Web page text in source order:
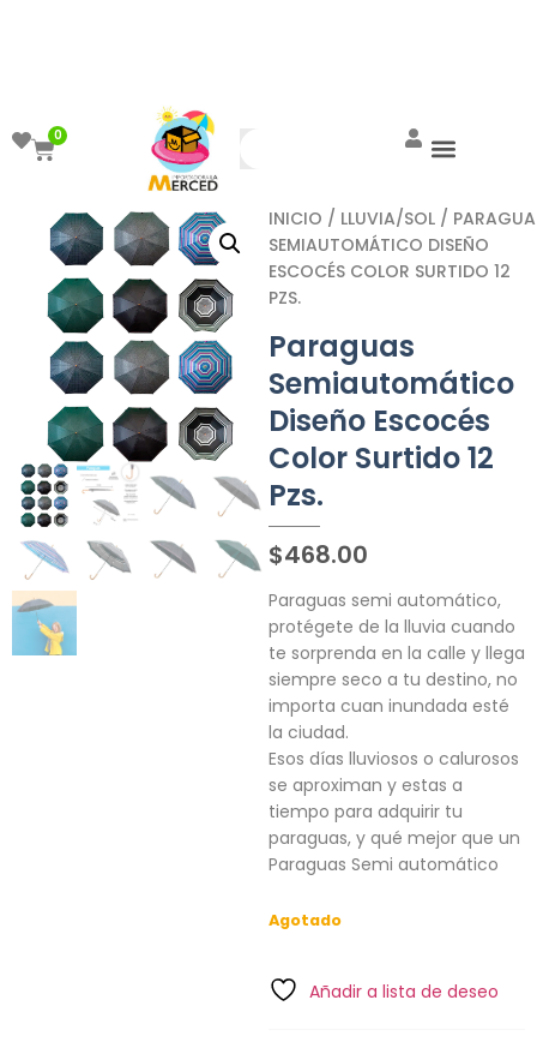
0
INICIO / LLUVIA/SOL /
SEMIAUTOMÁTICO DISEÑO
ESCOCÉS COLOR SURTIDO 12
PZS.
Paraguas
Semiautomático
Diseño Escocés
Color Surtido 12
Pzs.
$468.00
Paraguas semi automático,
protégete de la lluvia cuando
te sorprenda en la calle y llega
siempre seco a tu destino, no
importa cuan inundada esté
la ciudad.
Esos días lluviosos o calurosos
se aproximan y estas a
tiempo para adquirir tu
paraguas, y qué mejor que un
Paraguas Semi automático
Agotado
Añadir a lista de deseo